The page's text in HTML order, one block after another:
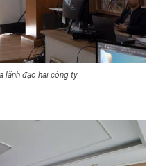
lãnh đạo hai công ty